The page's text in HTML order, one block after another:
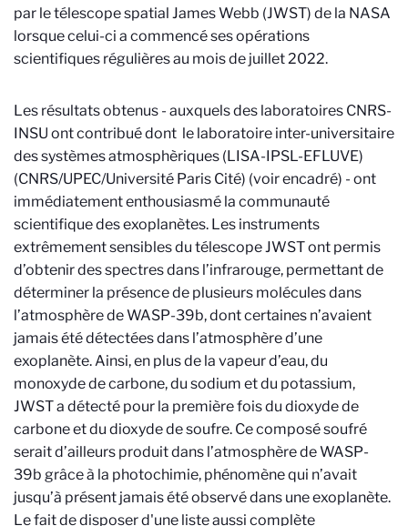
par le télescope spatial James Webb (JWST) de la NASA
lorsque celui-ci a commencé ses opérations
scientifiques régulières au mois de juillet 2022.
Les résultats obtenus - auxquels des laboratoires CNRS-
INSU ont contribué dont le laboratoire inter-universitaire
des systèmes atmosphèriques (LISA-IPSL-EFLUVE)
(CNRS/UPEC/Université Paris Cité) (voir encadré) - ont
immédiatement enthousiasmé la communauté
scientifique des exoplanètes. Les instruments
extrêmement sensibles du télescope JWST ont permis
d’obtenir des spectres dans l’infrarouge, permettant de
déterminer la présence de plusieurs molécules dans
l’atmosphère de WASP-39b, dont certaines n’avaient
jamais été détectées dans l’atmosphère d’une
exoplanète. Ainsi, en plus de la vapeur d’eau, du
monoxyde de carbone, du sodium et du potassium,
JWST a détecté pour la première fois du dioxyde de
carbone et du dioxyde de soufre. Ce composé soufré
serait d’ailleurs produit dans l’atmosphère de WASP-
39b grâce à la photochimie, phénomène qui n’avait
jusqu’à présent jamais été observé dans une exoplanète.
Le fait de disposer d'une liste aussi complète